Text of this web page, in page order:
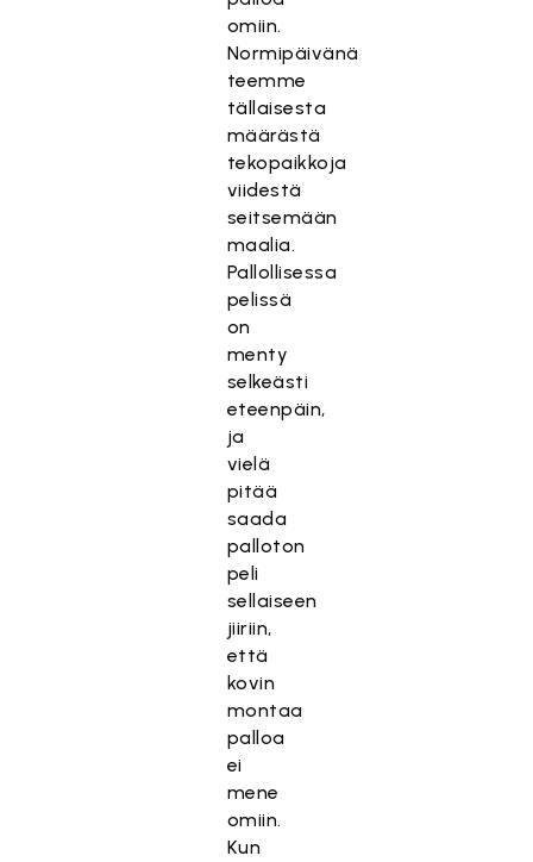
omiin.
Normipäivänä
teemme
tällaisesta
määrästä
tekopaikkoja
viidestä
seitsemään
maalia.
Pallollisessa
pelissä
on
menty
selkeästi
eteenpäin,
ja
vielä
pitää
saada
palloton
peli
sellaiseen
jiiriin,
että
kovin
montaa
palloa
ei
mene
omiin.
Kun